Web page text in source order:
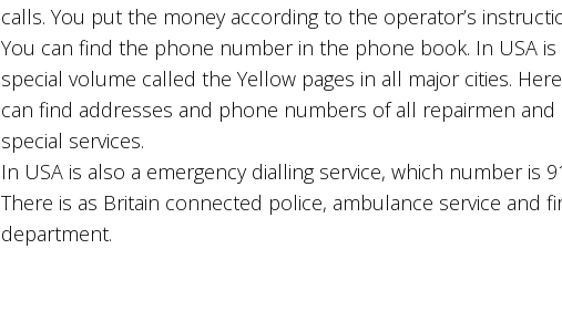
calls. You put the money according to the operator’s
You can find the phone number in the phone book. In USA is
special volume called the Yellow pages in all major cities.
can find addresses and phone numbers of all repairmen and
special services.
In USA is also a emergency dialling service, which number is
There is as Britain connected police, ambulance service and
department.